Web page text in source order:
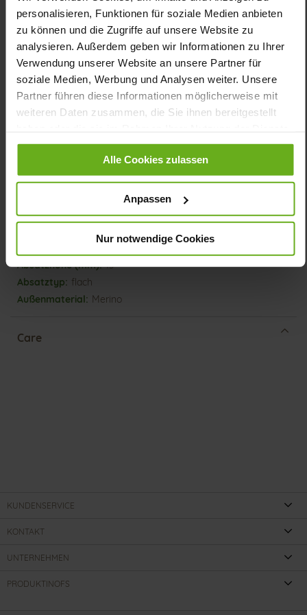
personalisieren, Funktionen für soziale Medien anbieten
zu können und die Zugriffe auf unsere Website zu
analysieren. Außerdem geben wir Informationen zu Ihrer
Verwendung unserer Website an unsere Partner für
soziale Medien, Werbung und Analysen weiter. Unsere
Partner führen diese Informationen möglicherweise mit
weiteren Daten zusammen, die Sie ihnen bereitgestellt
gesammelt haben.
Alle Cookies zulassen
Anpassen
Nur notwendige Cookies
garantiert mulesing-frei. Durch den starken
Selbstreinigungseffekt ist das Material besonders pflegeleicht.
Details
Mehr
Informationen
dämpfende EXTRALIGHT/TPU Sohle
Futter (LEATHER WORKING GROUP
Obermaterial (Echter Merino Loden)
Herausnehmbares Fußbett, Nachhaltiges Produkt,
Made in Europe
15
flach
Merino
Care
KUNDENSERVICE
KONTAKT
UNTERNEHMEN
PRODUKTINOFS